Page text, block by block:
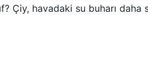
Çiy, havadaki su buharı daha